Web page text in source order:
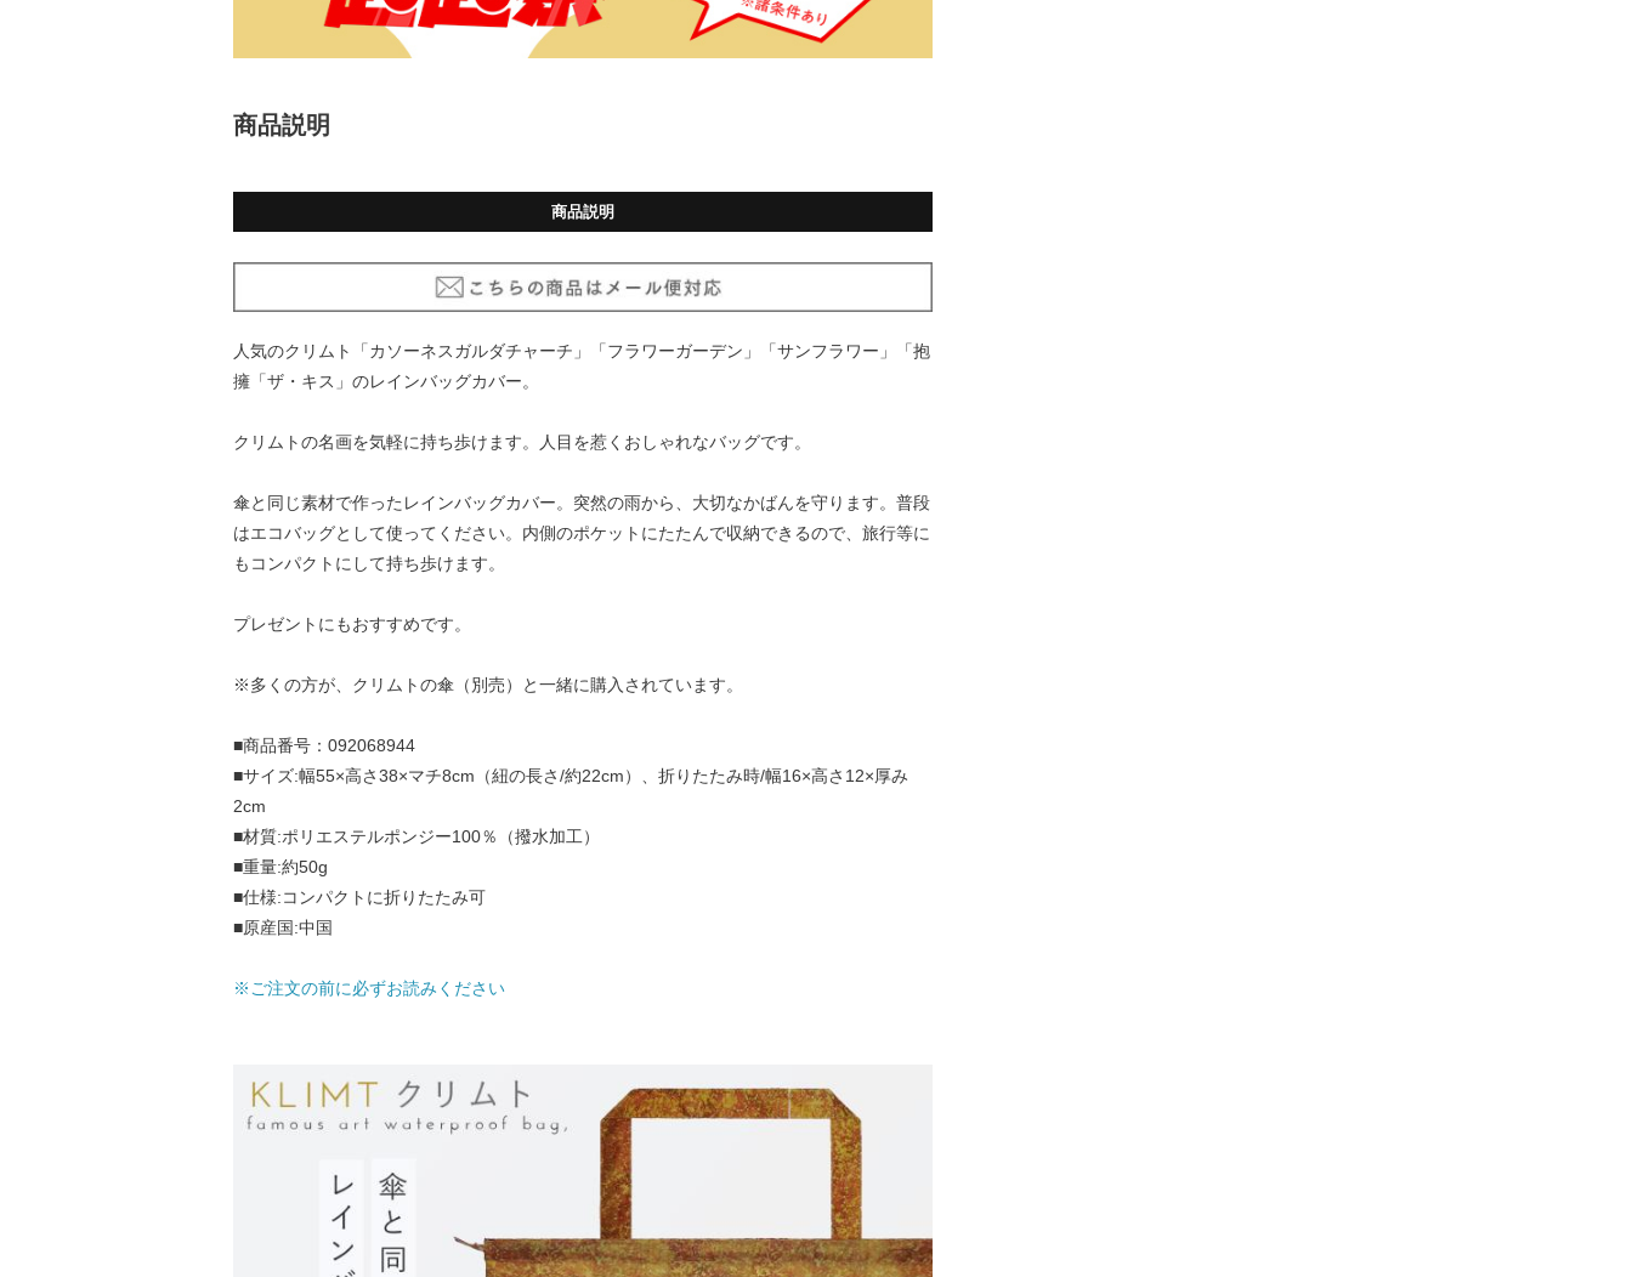
商品説明
商品説明
人気のクリムト「カソーネスガルダチャーチ」「フラワーガーデン」「サンフラワー」「抱
擁「ザ・キス」のレインバッグカバー。
クリムトの名画を気軽に持ち歩けます。人目を惹くおしゃれなバッグです。
傘と同じ素材で作ったレインバッグカバー。突然の雨から、大切なかばんを守ります。普段
はエコバッグとして使ってください。内側のポケットにたたんで収納できるので、旅行等に
もコンパクトにして持ち歩けます。
プレゼントにもおすすめです。
※多くの方が、クリムトの傘（別売）と一緒に購入されています。
■商品番号：092068944
■サイズ:幅55×高さ38×マチ8cm（紐の長さ/約22cm）、折りたたみ時/幅16×高さ12×厚み
2cm
■材質:ポリエステルポンジー100％（撥水加工）
■重量:約50g
■仕様:コンパクトに折りたたみ可
■原産国:中国
※ご注文の前に必ずお読みください